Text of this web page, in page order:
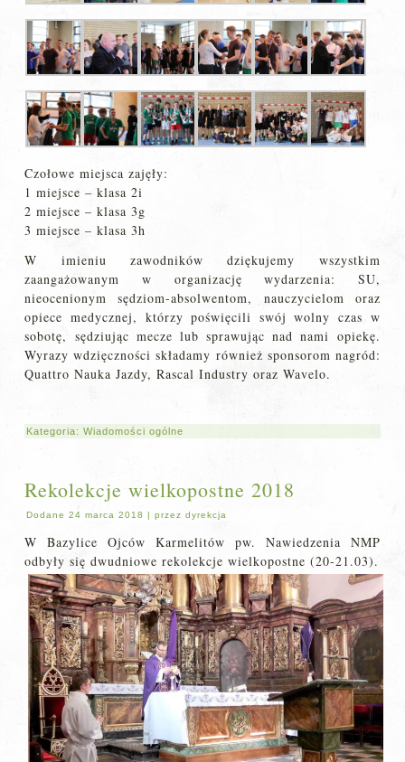
Czołowe miejsca zajęły:
1 miejsce – klasa 2i
2 miejsce – klasa 3g
3 miejsce – klasa 3h
W imieniu zawodników dziękujemy wszystkim
zaangażowanym w organizację wydarzenia: SU,
nieocenionym sędziom-absolwentom, nauczycielom oraz
opiece medycznej, którzy poświęcili swój wolny czas w
sobotę, sędziując mecze lub sprawując nad nami opiekę.
Wyrazy wdzięczności składamy również sponsorom nagród:
Quattro Nauka Jazdy, Rascal Industry oraz Wavelo.
Kategoria:Wiadomości ogólne
Rekolekcje wielkopostne 2018
Dodane 24 marca 2018 |przez dyrekcja
W Bazylice Ojców Karmelitów pw. Nawiedzenia NMP
odbyły się dwudniowe rekolekcje wielkopostne (20-21.03).